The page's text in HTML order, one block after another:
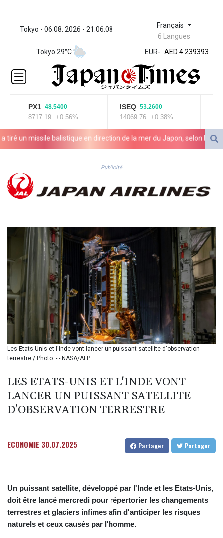
Tokyo - 06.08. 2026 - 21:06:08 Français
6 Langues
Tokyo 29°C
EUR-
ZWL 371.703852
AED 4.239393
AED 4.239393
ALL 93.17114
AMD
1059.703963
ARS
1727.213601
AUD 1.639217
BBD 2.321548
BIF 3439.426093
BMD 1.154361
BND 1.477992
BOB 13.999007
BRL 5.913559
BSD 1.152658
BTN 109.581813
BWP 15.630737
BYN 3.409105
BYR
22625.480557
BZD 2.318242
2610.011457
CHF 0.933353
CLP
CNH 7.791546
CUC 1.154361
CUP 30.590573
CVE 110.139177
PX1 48.5400
8717.19 +0.56%
ISEQ 53.2600
14069.76 +0.38%
un missile balistique en direction de la mer du Japon, selon l'armée
Publicité
Les Etats-Unis et l'Inde vont lancer un puissant satellite d'observation
terrestre / Photo: - - NASA/AFP
LES ETATS-UNIS ET L'INDE VONT
LANCER UN PUISSANT SATELLITE
D'OBSERVATION TERRESTRE
ECONOMIE 30.07.2025 Partager Partager
Un puissant satellite, développé par l'Inde et les Etats-Unis,
doit être lancé mercredi pour répertorier les changements
terrestres et glaciers infimes afin d'anticiper les risques
naturels et ceux causés par l'homme.